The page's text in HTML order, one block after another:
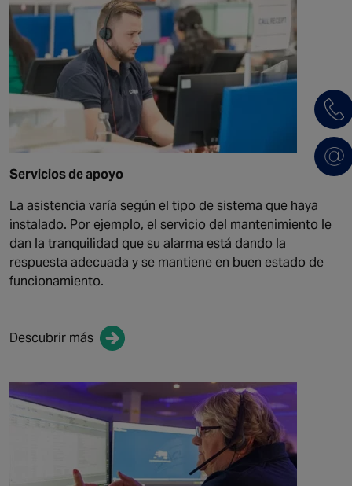
Servicios de apoyo
La asistencia varía según el tipo de sistema que haya
instalado. Por ejemplo, el servicio del mantenimiento le
dan la tranquilidad que su alarma está dando la
respuesta adecuada y se mantiene en buen estado de
funcionamiento.
Descubrir más